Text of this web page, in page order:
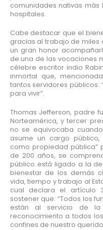
comunidades nativas
hospitales.
Cabe destacar que el
gracias al trabajo de miles
un gran honor
de una de las vocaciones
célebre escritor indio
inmortal que,
tantos servidores públicos:
para vivir”.
Thomas Jefferson, padre
Norteamérica, y tercer
no se equivocaba
asume un cargo
como propiedad pública”
de 200 años, se
público está ligado a la
bienestar de los demás
vida, tiempo y trabajo al
cual declara el artículo
sostener que: “Todos los
están al servicio de la
reconocimiento a todos
confines de nuestro